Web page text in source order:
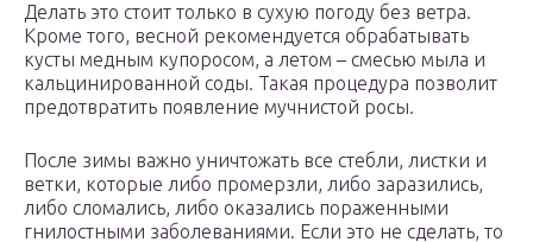
Делать это стоит только в сухую погоду без ветра.
Кроме того, весной рекомендуется обрабатывать
кусты медным купоросом, а летом – смесью мыла и
кальцинированной соды. Такая процедура позволит
предотвратить появление мучнистой росы.
После зимы важно уничтожать все стебли, листки и
ветки, которые либо промерзли, либо заразились,
либо сломались, либо оказались пораженными
гнилостными заболеваниями. Если это не сделать, то